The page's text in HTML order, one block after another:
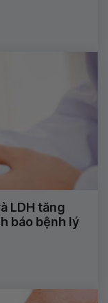
LDH tăng
báo bệnh lý